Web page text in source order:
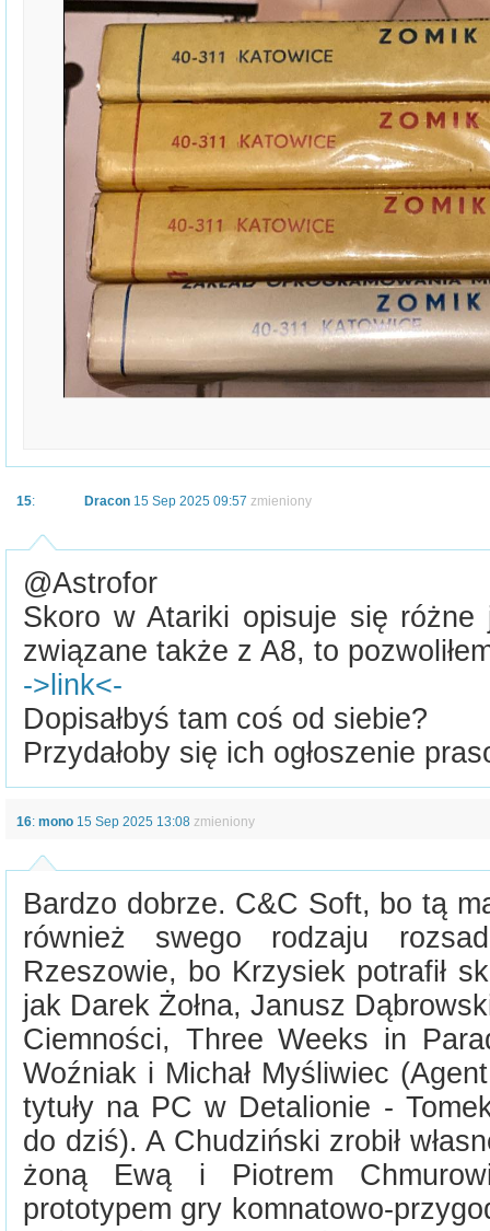
15: Dracon 15 Sep 2025 09:57 zmieniony
@Astrofor
Skoro w Atariki opisuje się różne
związane także z A8, to
->link<-
Dopisałbyś tam coś od siebie?
Przydałoby się ich ogłoszenie
16: mono 15 Sep 2025 13:08 zmieniony
Bardzo dobrze. C&C Soft, bo tą
również swego rodzaju
Rzeszowie, bo Krzysiek potrafił
jak Darek Żołna, Janusz
Ciemności, Three Weeks in
Woźniak i Michał Myśliwiec
tytuły na PC w Detalionie -
do dziś). A Chudziński zrobił
żoną Ewą i Piotrem
prototypem gry komnatowo-